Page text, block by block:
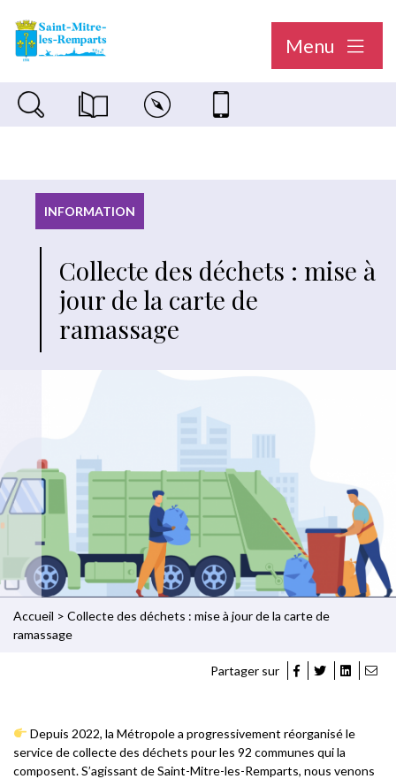
Menu
Recherche sur le siteMagazine municipal "Le Saint-Mitréen"
Carte interactiveNous contacter
INFORMATION
Collecte des déchets : mise à
jour de la carte de
ramassage
Accueil > Collecte des déchets : mise à jour de la carte de
ramassage
Partager sur
Depuis 2022, la Métropole a progressivement réorganisé le
service de collecte des déchets pour les 92 communes qui la
composent. S’agissant de Saint-Mitre-les-Remparts, nous venons